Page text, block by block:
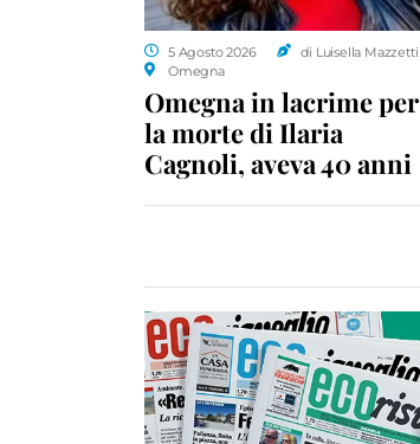
5 Agosto 2026
di Luisella Mazzetti
Omegna
Omegna in lacrime per
la morte di Ilaria
Cagnoli, aveva 40 anni